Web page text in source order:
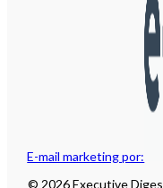
E-mail marketing por:
© 2026 Executive